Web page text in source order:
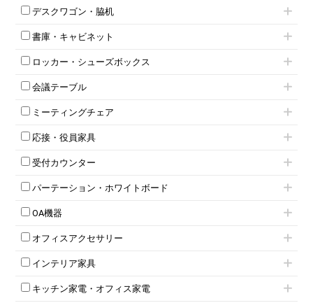
役員チェア
高級チェア（多機能チェア）
オフィスチェアその他
フリーアドレスデスク（ベンチデスク）
昇降デスク
オフィスデスクその他
両袖机
デスクワゴン・脇机
インワゴン2段
インワゴン3段
脇机
ワゴンその他
書庫・キャビネット
ハイキャビネット
ローキャビネット
両開きキャビネット
スチールキャビネット
上下連結キャビネット
軽量ラック（スチールラック）
収納家具その他
両開書庫
ラテラル書庫
ロッカー・シューズボックス
1人用ロッカー
2人用ロッカー
3人用ロッカー
4人用ロッカー
5人用ロッカー
8人用ロッカー
多人数ロッカー
ダイヤル錠ロッカー
ダイヤル錠ロッカー
ワードローブ・クローゼット
会議テーブル
スタッキングテーブル
ネスティングテーブル
幕板付テーブル
カウンターテーブル
T字脚テーブル
会議テーブルW1200～
会議テーブルW1800～
平行スタックテーブル
会議テーブルその他
ミーティングチェア
キャスター付きミーティングチェア
スタッキングミーティングチェア
テーブル付きミーティングチェア
ネスティングミーティングチェア
折りたたみミーティングチェア
ハイチェア
ミーティングチェアその他
応接・役員家具
応接セット
応接ソファ
応接チェア
応接テーブル
応接・役員家具その他
受付カウンター
ローカウンター
ラウンジカウンター
受付カウンターその他
パーテーション・ホワイトボード
パーテーション
自立タイプパーテーション
パーテーションその他
脚付ホワイトボード
壁掛けホワイトボード
ホワイトボードその他
OA機器
電話機（ビジネスフォン）
シュレッダー
プロジェクター
スクリーン
オフィスアクセサリー
チェア用台車
演台・講演台・演説台
防音パネル
個室ブース
インテリア家具
モールドチェア
ダイニングチェア
キッチン家電・オフィス家電